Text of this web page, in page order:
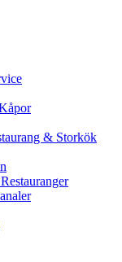
& Storkök